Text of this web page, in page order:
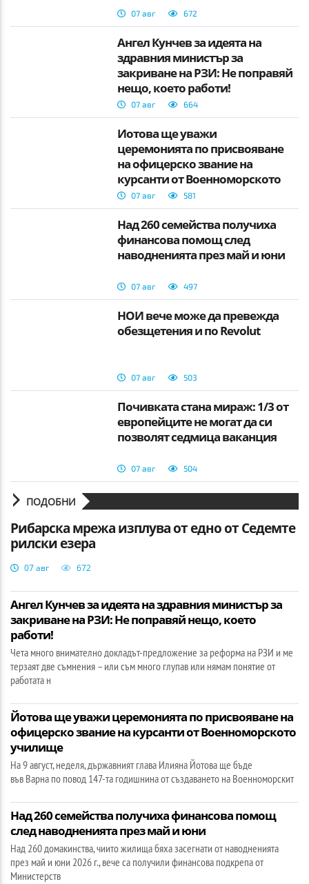
07 авг 672
Ангел Кунчев за идеята на
здравния министър за
закриване на РЗИ: Не поправяй
нещо, което работи!
07 авг 664
Йотова ще уважи
церемонията по присвояване
на офицерско звание на
курсанти от Военноморското
училище
07 авг 581
Над 260 семейства получиха
финансова помощ след
наводненията през май и юни
07 авг 497
НОИ вече може да превежда
обезщетения и по Revolut
07 авг 503
Почивката стана мираж: 1/3 от
европейците не могат да си
позволят седмица ваканция
07 авг 504
ПОДОБНИ
Рибарска мрежа изплува от едно от Седемте
рилски езера
07 авг 672
Ангел Кунчев за идеята на здравния министър за
закриване на РЗИ: Не поправяй нещо, което
работи!
Чета много внимателно докладът-предложение за реформа на РЗИ и ме
терзаят две съмнения – или съм много глупав или нямам понятие от
работата н
Йотова ще уважи церемонията по присвояване на
офицерско звание на курсанти от Военноморското
училище
На 9 август, неделя, държавният глава Илияна Йотова ще бъде
във Варна по повод 147-та годишнина от създаването на Военноморскит
Над 260 семейства получиха финансова помощ
след наводненията през май и юни
Над 260 домакинства, чиито жилища бяха засегнати от наводненията
през май и юни 2026 г., вече са получили финансова подкрепа от
Министерств